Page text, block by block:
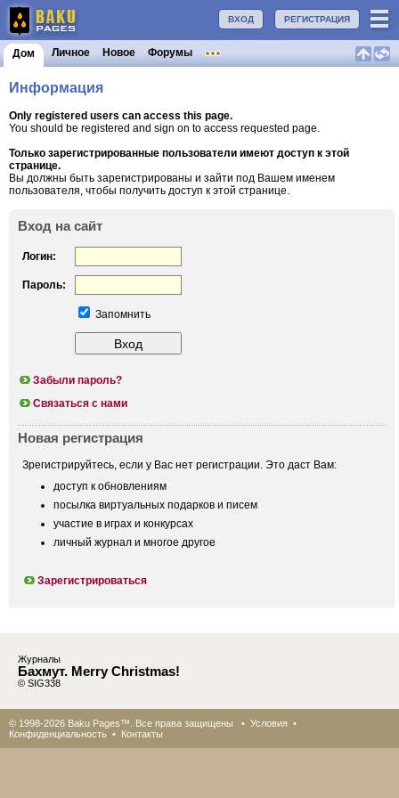
РЕГИСТРАЦИЯ
ВХОД
Дом Личное Новое Форумы
Информация
Only registered users can access this page.
You should be registered and sign on to access requested page.
Только зарегистрированные пользователи имеют доступ к этой
странице.
Вы должны быть зарегистрированы и зайти под Вашем именем
пользователя, чтобы получить доступ к этой странице.
Вход на сайт
Логин:
Пароль:
Запомнить
Забыли пароль?
Связаться с нами
Новая регистрация
Зрегистрируйтесь, если у Вас нет регистрации. Это даст Вам:
доступ к обновлениям
посылка виртуальных подарков и писем
участие в играх и конкурсах
личный журнал и многое другое
Зарегистрироваться
Журналы
Бахмут. Merry Christmas!
© SIG338
© 1998-2026 Baku Pages™. Все права защищены • Условия •
Конфиденциальность • Контакты